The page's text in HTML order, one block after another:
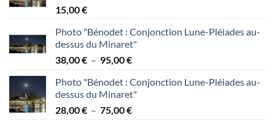
15,00€
Photo "Bénodet : Conjonction Lune-Pléiades au-
dessus du Minaret"
38,00€ – 95,00€Plage
prix :
38,00 €
à
Photo "Bénodet : Conjonction Lune-Pléiades au-
dessus du Minaret"
28,00€ – 75,00€Plage